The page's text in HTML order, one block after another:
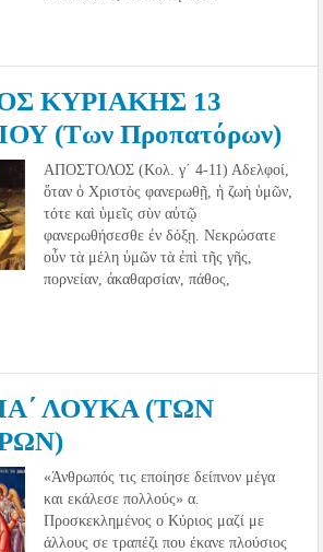
ΚΥΡΙΑΚΗΣ 13
(Των Προπατόρων)
ΑΠΟΣΤΟΛΟΣ (Κολ. γ΄ 4-11) Αδελφοί,
ὅταν ὁ Χριστὸς φανερωθῇ, ἡ ζωὴ ὑμῶν,
τότε καὶ ὑμεῖς σὺν αὐτῷ
φανερωθήσεσθε ἐν δόξῃ. Νεκρώσατε
οὖν τὰ μέλη ὑμῶν τὰ ἐπὶ τῆς γῆς,
πορνείαν, ἀκαθαρσίαν, πάθος,
ΛΟΥΚΑ (ΤΩΝ
«Άνθρωπός τις εποίησε δείπνον μέγα
και εκάλεσε πολλούς» α.
Προσκεκλημένος ο Κύριος μαζί με
άλλους σε τραπέζι που έκανε πλούσιος